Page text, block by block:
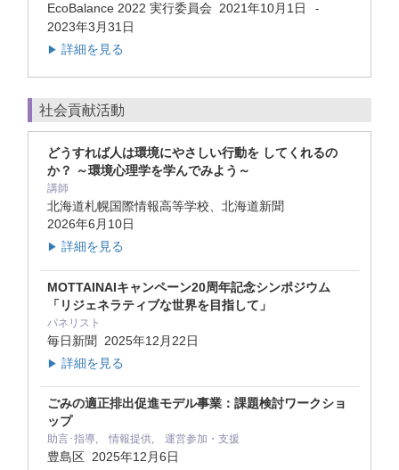
EcoBalance 2022 実⾏委員会 2021年10月1日 -
2023年3月31日
▶ 詳細を見る
社会貢献活動
どうすれば人は環境にやさしい行動を してくれるの
か？ ～環境心理学を学んでみよう～
講師
北海道札幌国際情報高等学校、北海道新聞
2026年6月10日
▶ 詳細を見る
MOTTAINAIキャンペーン20周年記念シンポジウム
「リジェネラティブな世界を目指して」
パネリスト
毎日新聞 2025年12月22日
▶ 詳細を見る
ごみの適正排出促進モデル事業：課題検討ワークショ
ップ
助言･指導, 情報提供, 運営参加・支援
豊島区 2025年12月6日